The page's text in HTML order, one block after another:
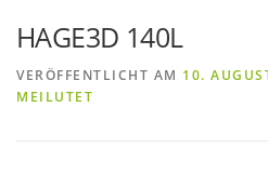
EVENTS WIKI
HAGE3D 140L
VERÖFFENTLICHT AM 10.
MEILUTET